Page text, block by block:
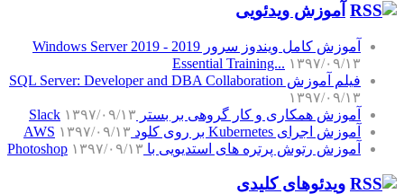
آموزش‌ ویدئویی
آموزش کامل ویندوز سرور 2019 - Windows Server 2019
Essential Training... ۱۳۹۷/۰۹/۱۳
فیلم آموزش SQL Server: Developer and DBA Collaboration
۱۳۹۷/۰۹/۱۳
آموزش همکاری و کار گروهی بر بستر Slack ۱۳۹۷/۰۹/۱۳
آموزش اجرای Kubernetes بر روی کلود AWS
۱۳۹۷/۰۹/۱۳
آموزش رتوش پرتره های استدیویی با Photoshop ۱۳۹۷/۰۹/۱۳
ویدئوهای کلیدی